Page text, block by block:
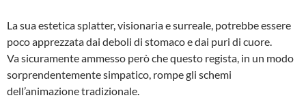
La sua estetica splatter, visionaria e surreale, potrebbe essere
poco apprezzata dai deboli di stomaco e dai puri di cuore.
Va sicuramente ammesso però che questo regista, in un modo
sorprendentemente simpatico, rompe gli schemi
dell’animazione tradizionale.